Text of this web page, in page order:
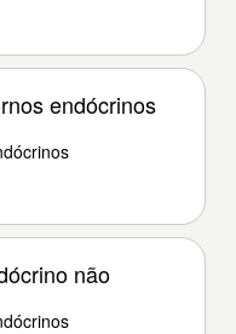
endócrinos
não